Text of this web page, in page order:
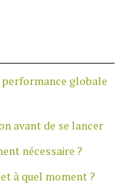
globale
avant de se lancer
nécessaire ?
à quel moment ?